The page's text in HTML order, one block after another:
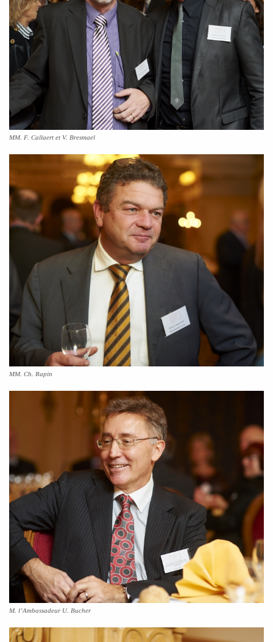
MM. F. Callaert et V. Bresmael
MM. Ch. Rapin
M. l’Ambassadeur U. Bucher